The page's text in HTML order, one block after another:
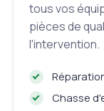
tous vos
pièces de
l'intervention.
Chasse